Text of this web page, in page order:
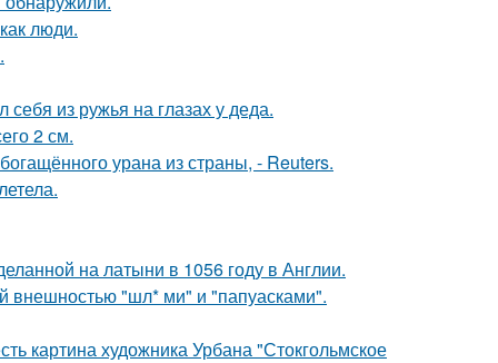
люди.
из ружья на глазах у деда.
2 см.
урана из страны, - Reuters.
на латыни в 1056 году в Англии.
внешностью "шл* ми" и "папуасками".
картина художника Урбана "Стокгольмское